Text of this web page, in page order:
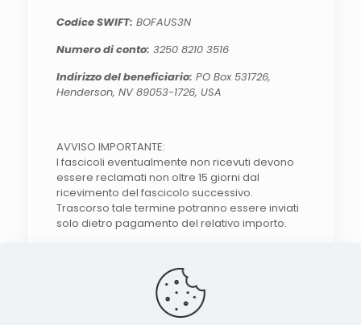
Codice SWIFT: BOFAUS3N
Numero di conto: 3250 8210 3516
Indirizzo del beneficiario: PO Box 531726,
Henderson, NV 89053-1726, USA
AVVISO IMPORTANTE:
I fascicoli eventualmente non ricevuti devono
essere reclamati non oltre 15 giorni dal
ricevimento del fascicolo successivo.
Trascorso tale termine potranno essere inviati
solo dietro pagamento del relativo importo.